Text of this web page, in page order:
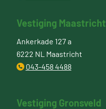
Vestiging Maastricht
Ankerkade 127 a
6222 NL Maastricht
043-458 4488
Vestiging Gronsveld